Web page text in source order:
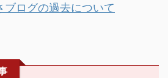
ブログの過去について